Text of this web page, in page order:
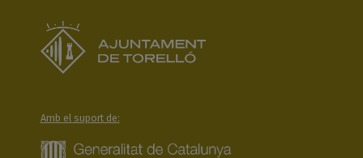
Amb el suport de: